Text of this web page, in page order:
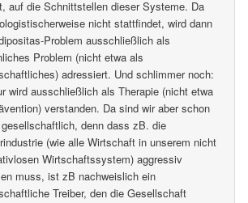
auf die Schnittstellen dieser Systeme. Da
nicht stattfindet, wird dann
Problem ausschließlich als
Problem (nicht etwa als
adressiert. Und schlimmer noch:
wird ausschließlich als Therapie (nicht etwa
verstanden. Da sind wir aber schon
denn dass zB. die
(wie alle Wirtschaft in unserem nicht
Wirtschaftssystem) aggressiv
muss, ist zB nachweislich ein
Treiber, den die Gesellschaft